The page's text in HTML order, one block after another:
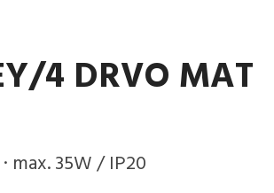
4 DRVO MAT
max. 35W / IP20